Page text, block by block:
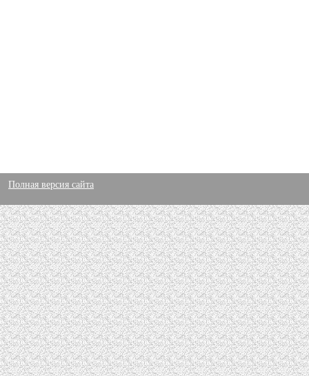
Полная версия сайта